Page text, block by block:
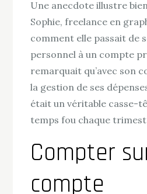
Une anecdote illustre
Sophie, freelance en
comment elle passait de
personnel à un compte
remarquait qu’avec son
la gestion de ses
était un véritable casse-
temps fou chaque
Compter
compte